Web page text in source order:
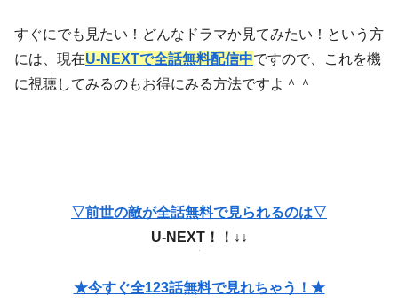
すぐにでも見たい！どんなドラマか見てみたい！という方
には、現在U-NEXTで全話無料配信中ですので、これを機
に視聴してみるのもお得にみる方法ですよ＾＾
▽前世の敵が全話無料で見られるのは▽
U-NEXT！！↓↓
★今すぐ全123話無料で見れちゃう！★